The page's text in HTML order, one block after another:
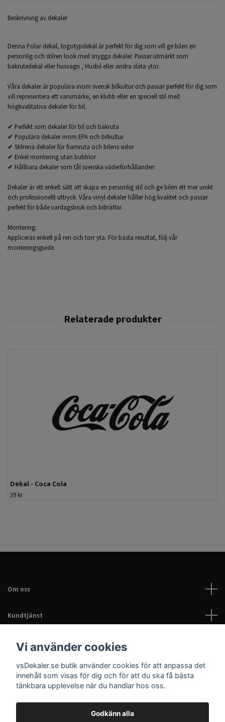
Beskrivning av dekaler
Denna Polar dekal, logotypdekal är perfekt för dig som vill ge bilen en
personlig och stilren look med snygga dekaler. Passar utmärkt som
bakrutedekal eller husvagn , Husbil eller andra släta ytor.
Våra dekaler är populära inom svensk bilkultur och passar perfekt för dig som
vill representera ett varumärke, en klubb eller en speciell stil med
högkvalitativa dekaler för bil.
✔ Perfekt som dekaler för bil och bakruta
✔ Populära dekaler inom EPA och bilkultur
✔ Stilrena dekaler för framruta och bilens sidor
✔ Enkel montering utan bubblor
✔ Hållbara dekaler som tål svenska väderförhållanden
Dekaler är ett enkelt sätt att skapa en personlig stil och ge bilen ett mer unikt
och professionellt uttryck. Våra vinyl dekaler håller hög kvalitet och passar
perfekt för både vardagsbruk och bilträffar.
Montering:
Appliceras enkelt på ren och torr yta. För bästa resultat, följ vår
monteringsguide.
Dekal - Coca Cola
39 kr
Om oss
Kundtjänst
Läs mer
Sociala medier
Vi använder cookies
vsDekaler.se butik använder cookies för att anpassa det
innehåll som visas för dig och för att du ska få bästa
tänkbara upplevelse när du handlar hos oss.
Godkänn alla